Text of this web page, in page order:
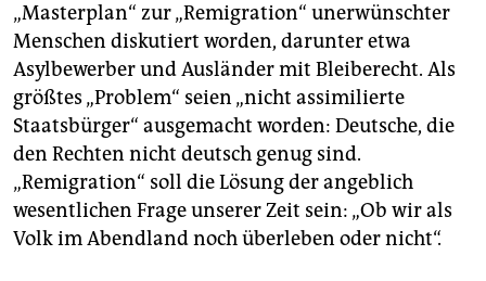
„Masterplan“ zur „Remigration“ unerwünschter
Menschen diskutiert worden, darunter etwa
Asylbewerber und Ausländer mit Bleiberecht. Als
größtes „Problem“ seien „nicht assimilierte
Staatsbürger“ ausgemacht worden: Deutsche, die
den Rechten nicht deutsch genug sind.
„Remigration“ soll die Lösung der angeblich
wesentlichen Frage unserer Zeit sein: „Ob wir als
Volk im Abendland noch überleben oder nicht“.